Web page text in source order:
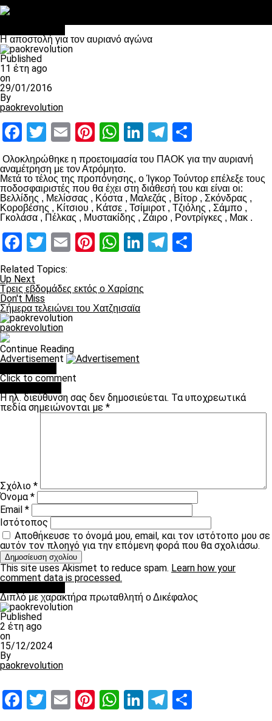
H αποστολή για τον αυριανό αγώνα
Published
11 έτη ago
on
29/01/2016
By
paokrevolution
Facebook
Twitter
EmailPinterest
WhatsApp
LinkedIn
Telegram
Ολοκληρώθηκε η προετοιμασία του ΠΑΟΚ για την αυριανή
αναμέτρηση με τον Ατρόμητο.
Μετά το τέλος της προπόνησης, ο Ίγκορ Τούντορ επέλεξε τους
ποδοσφαιριστές που θα έχει στη διάθεσή του και είναι οι:
Βελλίδης , Μελίσσας , Κόστα , Μαλεζάς , Βίτορ , Σκόνδρας ,
Κοροβέσης , Κίτσιου , Κάτσε , Τσίμιροτ , Τζιόλης , Σάμπο ,
Γκολάσα , Πέλκας , Μυστακίδης , Ζάιρο , Ροντρίγκες , Μακ .
Facebook
Twitter
EmailPinterest
WhatsApp
LinkedIn
Telegram
Related Topics:
Up Next
Τρεις εβδομάδες εκτός ο Χαρίσης
Don't Miss
Σήμερα τελειώνει του Χατζηισαϊα
paokrevolution
Continue Reading
Advertisement
Click to comment
Η ηλ. διεύθυνση σας δεν δημοσιεύεται. Τα υποχρεωτικά
πεδία σημειώνονται με *
Σχόλιο *
Όνομα*
Email *
Ιστότοπος
Αποθήκευσε το όνομά μου, email, και τον ιστότοπο μου σε
αυτόν τον πλοηγό για την επόμενη φορά που θα σχολιάσω.
This site uses Akismet to reduce spam. Learn how your
comment data is processed.
Διπλό με χαρακτήρα πρωταθλητή ο Δικέφαλος
Published
2 έτη ago
on
15/12/2024
By
paokrevolution
Facebook
Twitter
EmailPinterest
WhatsApp
LinkedIn
Telegram